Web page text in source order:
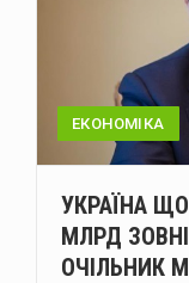
ЕКОНОМІКА
УКРАЇНА
МЛРД
ОЧІЛЬНИК